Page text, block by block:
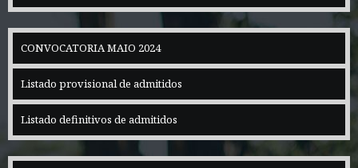
CONVOCATORIA MAIO 2024
Listado provisional de admitidos
Listado definitivos de admitidos